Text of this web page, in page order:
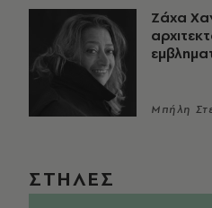
Ζάχα
Μπήλη
ΣΤΗΛΕΣ